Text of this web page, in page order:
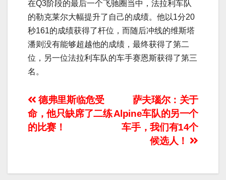
在Q3阶段的最后一个飞驰圈当中，法拉利车队
的勒克莱尔大幅提升了自己的成绩。他以1分20
秒161的成绩获得了杆位，而随后冲线的维斯塔
潘则没有能够超越他的成绩，最终获得了第二
位，另一位法拉利车队的车手赛恩斯获得了第三
名。
文
章
萨夫瑙尔：关于
Alpine车队的另一个
车手，我们有14个
候选人！
德弗里斯临危受
命，他只缺席了二练
的比赛！